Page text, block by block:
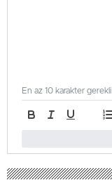
En az 10 karakter gerekli